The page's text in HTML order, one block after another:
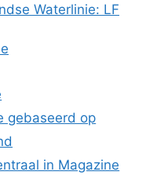
Waterlinie: LF
gebaseerd op
in Magazine